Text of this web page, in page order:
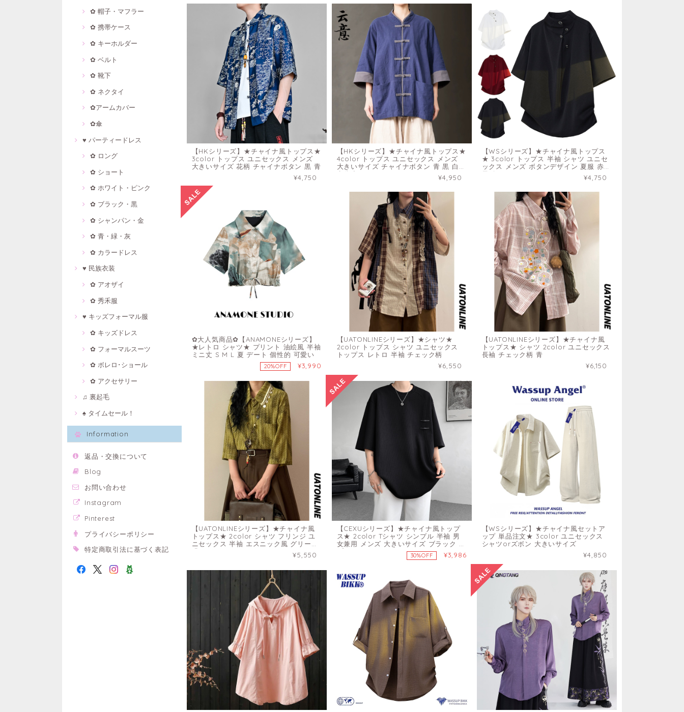
✿ 帽子・マフラー
✿ 携帯ケース
✿ キーホルダー
✿ ベルト
✿ 靴下
✿ ネクタイ
✿アームカバー
✿傘
♥ パーティードレス
✿ ロング
✿ ショート
✿ ホワイト・ピンク
✿ ブラック・黒
✿ シャンパン・金
✿ 青・緑・灰
✿ カラードレス
♥ 民族衣装
✿ アオザイ
✿ 秀禾服
♥ キッズフォーマル服
✿ キッズドレス
✿ フォーマルスーツ
✿ ボレロ･ショール
✿ アクセサリー
♫ 裏起毛
♠ タイムセール！
Information
返品・交換について
Blog
お問い合わせ
Instagram
Pinterest
プライバシーポリシー
特定商取引法に基づく表記
【HKシリーズ】★チャイナ風トップス★
3color トップス ユニセックス メンズ
大きいサイズ 花柄 チャイナボタン 黒 青
¥4,750
【HKシリーズ】★チャイナ風トップス★
4color トップス ユニセックス メンズ
大きいサイズ チャイナボタン 青 黒 白
七分丈
¥4,950
【WSシリーズ】★チャイナ風トップス
★ 3color トップス 半袖 シャツ ユニセ
ックス メンズ ボタンデザイン 夏服 赤
黒 白
¥4,750
✿大人気商品✿【ANAMONEシリーズ】
★レトロ シャツ★ プリント 油絵風 半袖
ミニ丈 S M L 夏 デート 個性的 可愛い
20%OFF ¥3,990
【UATONLINEシリーズ】★シャツ★
2color トップス シャツ ユニセックス
トップス レトロ 半袖 チェック柄
¥6,550
【UATONLINEシリーズ】★チャイナ風
トップス★ シャツ 2color ユニセックス
長袖 チェック柄 青
¥6,150
【UATONLINEシリーズ】★チャイナ風
トップス★ 2color シャツ フリンジ ユ
ニセックス 半袖 エスニック風 グリーン
緑
¥5,550
【CEXUシリーズ】★チャイナ風トップ
ス★ 2color Tシャツ シンプル 半袖 男
女兼用 メンズ 大きいサイズ ブラック ア
プリコット
30%OFF ¥3,986
【WSシリーズ】★チャイナ風セットア
ップ 単品注文★ 3color ユニセックス
シャツorズボン 大きいサイズ
¥4,850